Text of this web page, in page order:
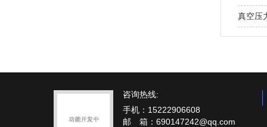
真空压
咨询热线:
手机：15222906608
邮 箱：690147242@qq.com